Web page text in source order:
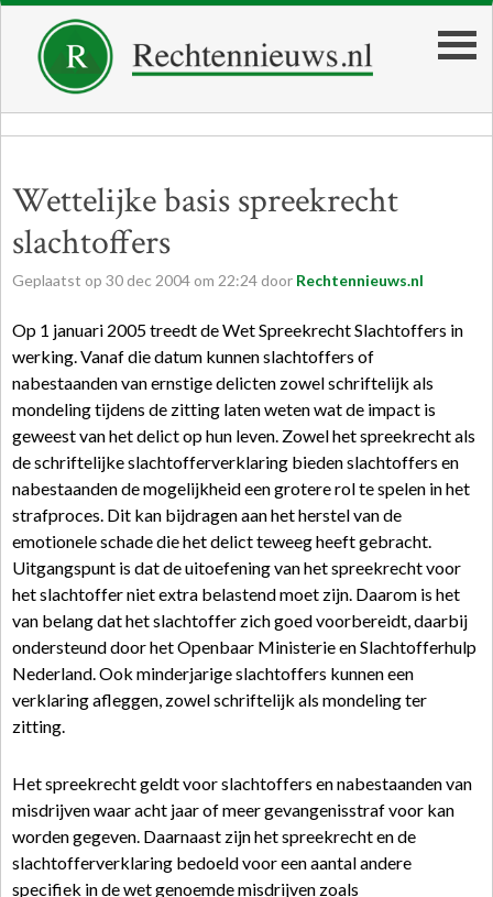
Wettelijke basis spreekrecht
slachtoffers
Geplaatst op 30 dec 2004 om 22:24 door Rechtennieuws.nl
Op 1 januari 2005 treedt de Wet Spreekrecht Slachtoffers in
werking. Vanaf die datum kunnen slachtoffers of
nabestaanden van ernstige delicten zowel schriftelijk als
mondeling tijdens de zitting laten weten wat de impact is
geweest van het delict op hun leven. Zowel het spreekrecht als
de schriftelijke slachtofferverklaring bieden slachtoffers en
nabestaanden de mogelijkheid een grotere rol te spelen in het
strafproces. Dit kan bijdragen aan het herstel van de
emotionele schade die het delict teweeg heeft gebracht.
Uitgangspunt is dat de uitoefening van het spreekrecht voor
het slachtoffer niet extra belastend moet zijn. Daarom is het
van belang dat het slachtoffer zich goed voorbereidt, daarbij
ondersteund door het Openbaar Ministerie en Slachtofferhulp
Nederland. Ook minderjarige slachtoffers kunnen een
verklaring afleggen, zowel schriftelijk als mondeling ter
zitting.
Het spreekrecht geldt voor slachtoffers en nabestaanden van
misdrijven waar acht jaar of meer gevangenisstraf voor kan
worden gegeven. Daarnaast zijn het spreekrecht en de
slachtofferverklaring bedoeld voor een aantal andere
specifiek in de wet genoemde misdrijven zoals